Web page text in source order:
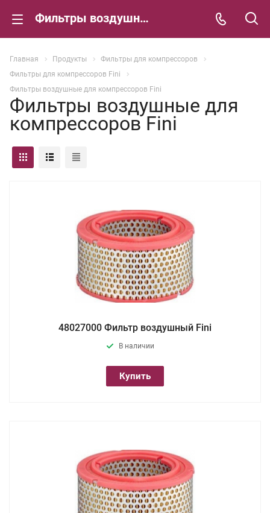
Фильтры воздушные для компрессоров Fini
Главная Продукты
Фильтры для компрессоров
Фильтры для компрессоров Fini
Фильтры воздушные для компрессоров Fini
Фильтры воздушные для
компрессоров Fini
48027000 Фильтр воздушный Fini
В наличии
Купить